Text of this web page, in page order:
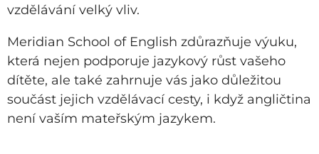
vzdělávání velký vliv.
Meridian School of English zdůrazňuje výuku,
která nejen podporuje jazykový růst vašeho
dítěte, ale také zahrnuje vás jako důležitou
součást jejich vzdělávací cesty, i když angličtina
není vaším mateřským jazykem.